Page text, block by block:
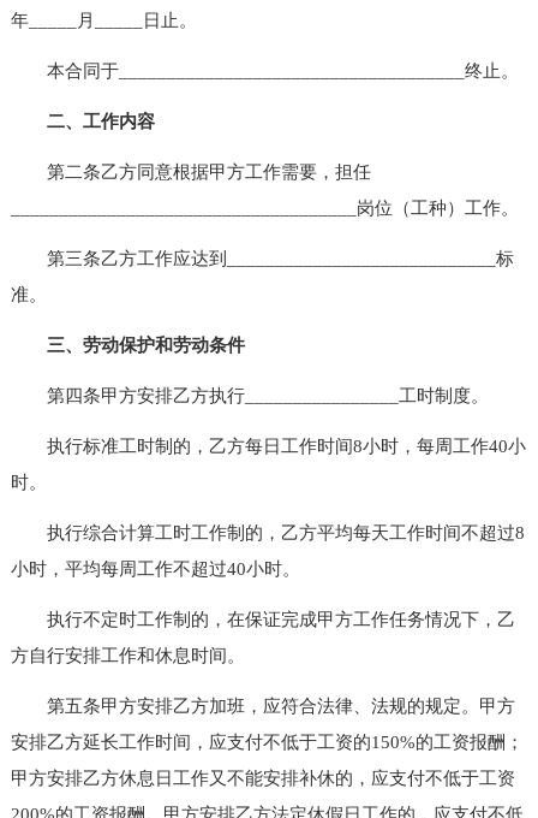
年_____月_____日止。
本合同于____________________________________终止。
二、工作内容
第二条乙方同意根据甲方工作需要，担任
____________________________________岗位（工种）工作。
第三条乙方工作应达到____________________________标
准。
三、劳动保护和劳动条件
第四条甲方安排乙方执行________________工时制度。
执行标准工时制的，乙方每日工作时间8小时，每周工作40小
时。
执行综合计算工时工作制的，乙方平均每天工作时间不超过8
小时，平均每周工作不超过40小时。
执行不定时工作制的，在保证完成甲方工作任务情况下，乙
方自行安排工作和休息时间。
第五条甲方安排乙方加班，应符合法律、法规的规定。甲方
安排乙方延长工作时间，应支付不低于工资的150%的工资报酬；
甲方安排乙方休息日工作又不能安排补休的，应支付不低于工资